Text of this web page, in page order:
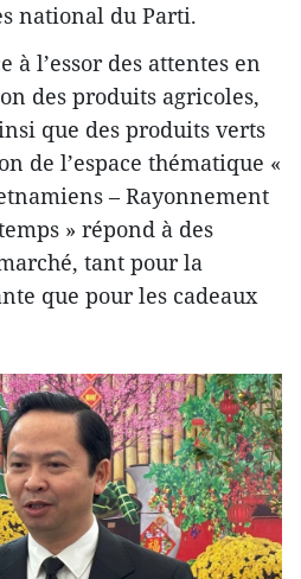
national du Parti.
à l’essor des attentes en
des produits agricoles,
que des produits verts
de l’espace thématique «
– Rayonnement
» répond à des
tant pour la
que pour les cadeaux